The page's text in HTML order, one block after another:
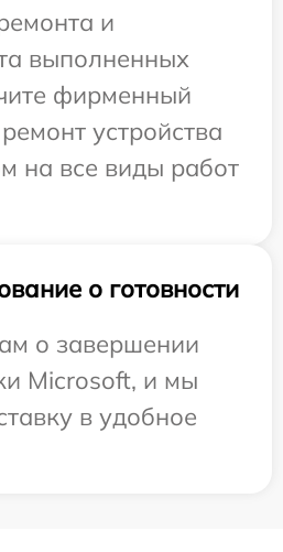
и
выполненных
фирменный
устройства
на все виды работ
о готовности
о завершении
Microsoft, и мы
в удобное